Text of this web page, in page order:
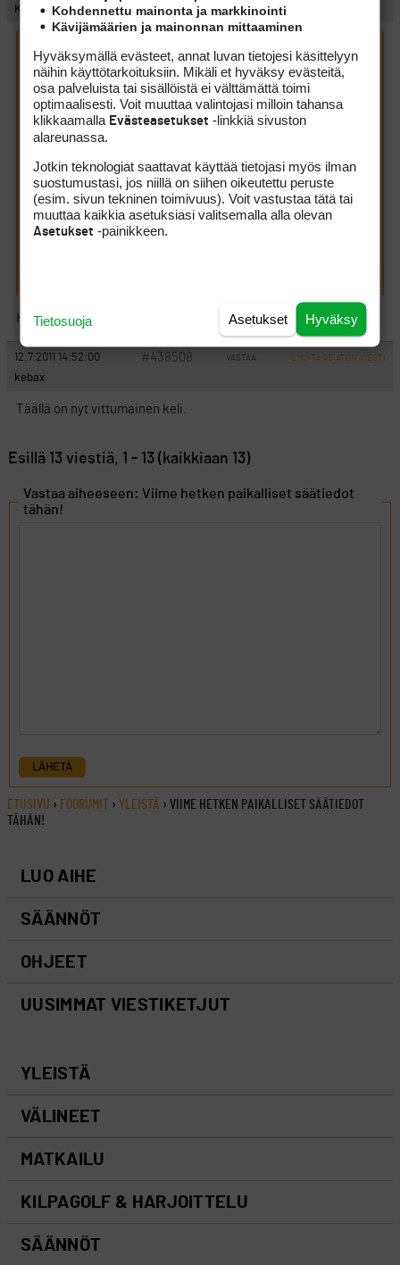
KL
Johtaja XXL kirjoitti:(12.7.2011 9:08:13)
KL kirjoitti:(12.7.2011 8:37:00)
Puutarhassa sataa nyt. Sisällä ei sada. Nytkään.
Ei perhana, nyt ei sada enää puutarhassakaan!
Tohtisiko lähteä skootterilla liikkeelle?
Kukas sitä tiluksiaan kävellen tarkastaa??
12.7.2011 14:52:00 #438508 VASTAA ILMOITA ASIATON VIESTI
kebax
Täällä on nyt vittumainen keli.
Esillä 13 viestiä, 1 - 13 (kaikkiaan 13)
Vastaa aiheeseen: Viime hetken paikalliset säätiedot
tähän!
LÄHETÄ
ETUSIVU › FOORUMIT › YLEISTÄ › VIIME HETKEN PAIKALLISET SÄÄTIEDOT
TÄHÄN!
LUO AIHE
SÄÄNNÖT
OHJEET
UUSIMMAT VIESTIKETJUT
YLEISTÄ
VÄLINEET
MATKAILU
KILPAGOLF & HARJOITTELU
SÄÄNNÖT
Kohdennettu mainonta ja markkinointi
Kävijämäärien ja mainonnan mittaaminen
Hyväksymällä evästeet, annat luvan tietojesi käsittelyyn
näihin käyttötarkoituksiin. Mikäli et hyväksy evästeitä,
osa palveluista tai sisällöistä ei välttämättä toimi
optimaalisesti. Voit muuttaa valintojasi milloin tahansa
klikkaamalla Evästeasetukset -linkkiä sivuston
alareunassa.
Jotkin teknologiat saattavat käyttää tietojasi myös ilman
suostumustasi, jos niillä on siihen oikeutettu peruste
(esim. sivun tekninen toimivuus). Voit vastustaa tätä tai
muuttaa kaikkia asetuksiasi valitsemalla alla olevan
Asetukset -painikkeen.
Hyväksy
Asetukset
Tietosuoja